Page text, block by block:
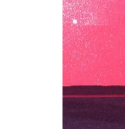
專
輯
《